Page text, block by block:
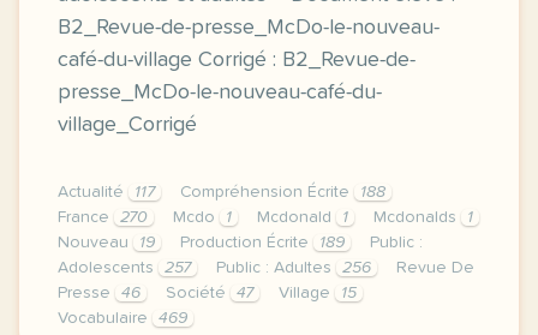
B2_Revue-de-presse_McDo-le-nouveau-
café-du-village Corrigé : B2_Revue-de-
presse_McDo-le-nouveau-café-du-
village_Corrigé
Actualité 117 Compréhension Écrite
188
France
270 Mcdo 1 Mcdonald 1 Mcdonalds
1
Nouveau
19 Production Écrite 189
Public :
Adolescents
257 Public : Adultes 256
Revue De
Presse
46 Société 47 Village
15
Vocabulaire
469